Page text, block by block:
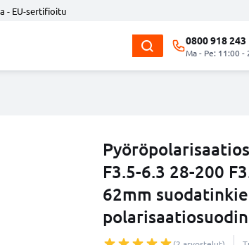
- EU-sertifioitu
0800 918 243
Ma - Pe: 11:00 -
F3.5-6.3 28-200
62mm